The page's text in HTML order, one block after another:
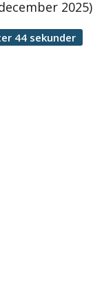
2025)
44 sekunder